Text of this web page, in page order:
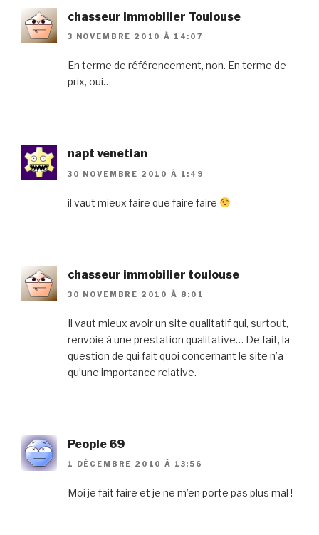
chasseur immobilier Toulouse
3 NOVEMBRE 2010 À 14:07
En terme de référencement, non. En terme de
prix, oui…
napt venetian
30 NOVEMBRE 2010 À 1:49
il vaut mieux faire que faire faire
chasseur immobilier toulouse
30 NOVEMBRE 2010 À 8:01
Il vaut mieux avoir un site qualitatif qui, surtout,
renvoie à une prestation qualitative… De fait, la
question de qui fait quoi concernant le site n’a
qu’une importance relative.
People 69
1 DÉCEMBRE 2010 À 13:56
Moi je fait faire et je ne m’en porte pas plus mal !